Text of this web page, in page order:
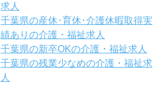
求人
千葉県の産休･育休･介護休暇取得実
績ありの介護・福祉求人
千葉県の新卒OKの介護・福祉求人
千葉県の残業少なめの介護・福祉求
人